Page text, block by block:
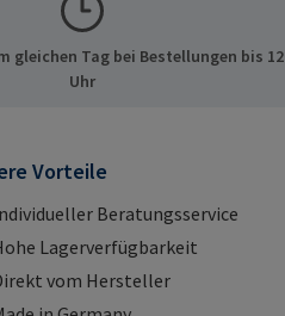
gleichen Tag bei Bestellungen bis 12
Uhr
Vorteile
Beratungsservice
Lagerverfügbarkeit
vom Hersteller